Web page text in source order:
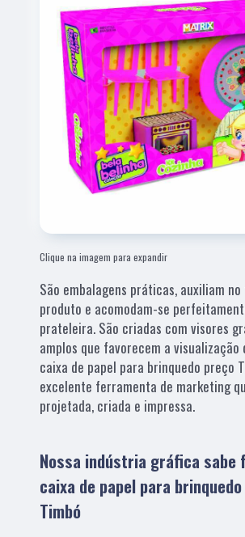
Clique na imagem para expandir
São embalagens práticas, auxiliam
produto e acomodam-se
prateleira. São criadas com visores
amplos que favorecem a visualização
caixa de papel para brinquedo preço
excelente ferramenta de marketing
projetada, criada e impressa.
Nossa indústria gráfica sabe
caixa de papel para
Timbó